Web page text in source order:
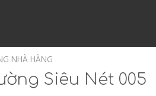
NHÀ HÀNG
Siêu Nét 005